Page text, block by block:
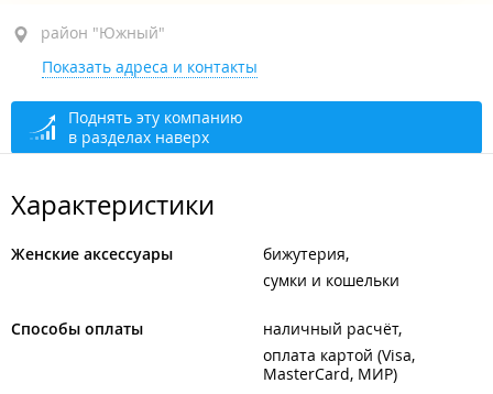
район "Южный", ул. Суворова, 25
ТРЦ "Южный парк", 1-й этаж
открыто: 10:00–21:00
район "Южный"
Показать адреса и контакты
Поднять эту компанию
в разделах наверх
Характеристики
Женские аксессуары
бижутерия
сумки и кошельки
Способы оплаты
наличный расчёт
оплата картой (Visa,
MasterCard, МИР)